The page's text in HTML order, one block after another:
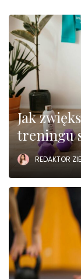
Jak
treningu
REDAKTOR